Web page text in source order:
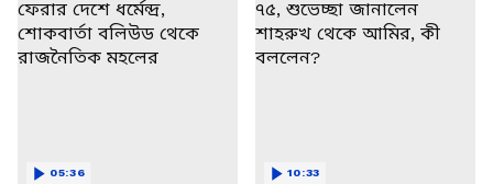
05:36 10:33